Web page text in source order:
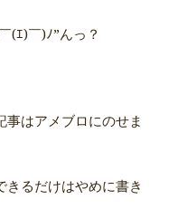
(ｴ)￣)ﾉ”んっ？
はアメブロにのせま
きるだけはやめに書き